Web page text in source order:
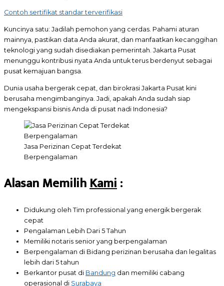
Contoh sertifikat standar terverifikasi
Kuncinya satu: Jadilah pemohon yang cerdas. Pahami aturan
mainnya, pastikan data Anda akurat, dan manfaatkan kecanggihan
teknologi yang sudah disediakan pemerintah. Jakarta Pusat
menunggu kontribusi nyata Anda untuk terus berdenyut sebagai
pusat kemajuan bangsa.
Dunia usaha bergerak cepat, dan birokrasi Jakarta Pusat kini
berusaha mengimbanginya. Jadi, apakah Anda sudah siap
mengekspansi bisnis Anda di pusat nadi Indonesia?
Jasa Perizinan Cepat Terdekat
Berpengalaman
Alasan MemilihKami:
Didukung oleh Tim professional yang energik bergerak
cepat
Pengalaman Lebih Dari 5 Tahun
Memiliki notaris senior yang berpengalaman
Berpengalaman di Bidang perizinan berusaha dan legalitas
lebih dari 5 tahun
Berkantor pusat di Bandung dan memiliki cabang
operasional di Surabaya